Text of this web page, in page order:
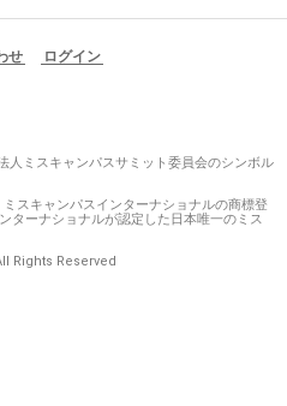
せ ログイン
人ミスキャンパスサミット委員会のシンボル
スキャンパスインターナショナルの商標登
ターナショナルが認定した日本唯一のミス
Rights Reserved